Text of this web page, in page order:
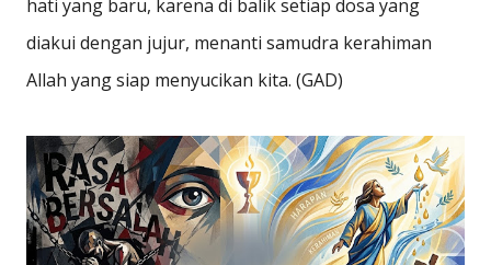
hati yang baru, karena di balik setiap dosa yang
diakui dengan jujur, menanti samudra kerahiman
Allah yang siap menyucikan kita. (GAD)